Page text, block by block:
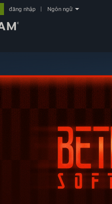
đăng nhập Ngôn ngữ